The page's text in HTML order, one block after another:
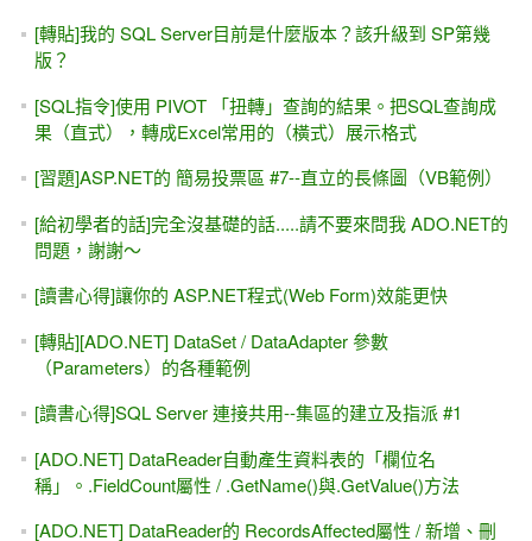
VS 2017上面找不到 .NET 4.7 ?
[線上直播 遠距教學] 9/24週日班, ASP.NET入門實戰 +
ADO.NET進階
Day 6 - 自己寫程式連結資料庫 & 跨平台(Web + Windows)範
Day 5 - SqlDataSource各種變化 與 "半"手工製作
Day 3 - 網頁與資料庫
Day 2 - PostBack & AutoPostBack，第一天的回家作業
Day 1 - Visual Studio無痛入門 & 「防呆」與「驗證」
[台北科大 分享會] Google Chart 網頁圖表產生器。